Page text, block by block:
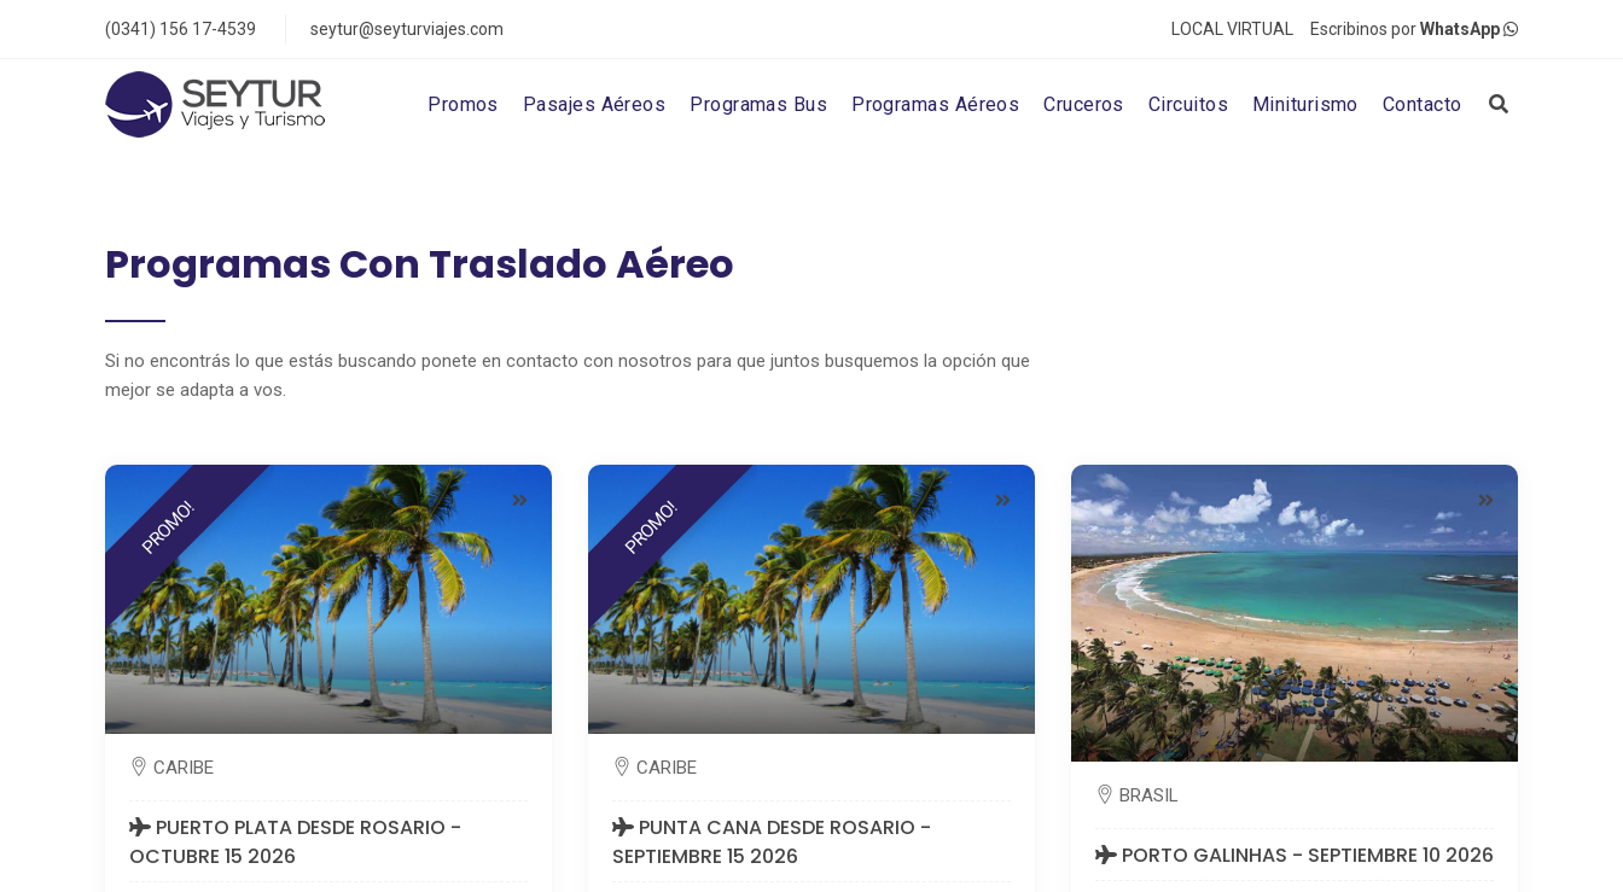
(0341) 156 17-4539 seytur@seyturviajes.com LOCAL VIRTUAL Escribinos porWhatsApp
Promos Pasajes Aéreos Programas Bus Programas Aéreos Cruceros Circuitos Miniturismo Contacto
Programas Con Traslado Aéreo
Si no encontrás lo que estás buscando ponete en contacto con nosotros para que juntos busquemos la opción que
mejor se adapta a vos.
PROMO!
CARIBE
PUERTO PLATA DESDE ROSARIO -
OCTUBRE 15 2026
PROMO!
CARIBE
PUNTA CANA DESDE ROSARIO -
SEPTIEMBRE 15 2026
BRASIL
PORTO GALINHAS - SEPTIEMBRE 10 2026